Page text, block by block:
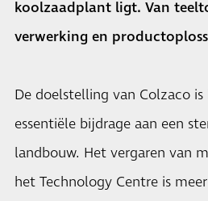
koolzaadplant ligt. Van
verwerking en
De doelstelling van Colzaco
essentiële bijdrage aan een
landbouw. Het vergaren van
het Technology Centre is